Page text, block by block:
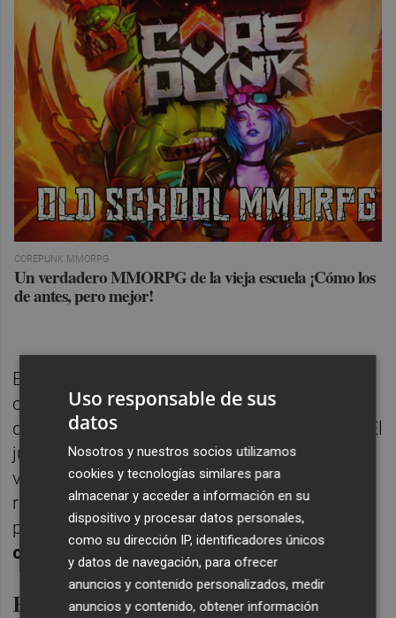
COREPUNK MMORPG
Un verdadero MMORPG de la vieja escuela ¡Cómo los
de antes, pero mejor!
El equipo entrenado por
cuenta con jugadores de gran nivel,
destacando especialmente
. El
jugador asturiano fue el líder del conjunto
valenciano en valoración durante la fase
regular y está firmando unos grandes
playoffs, promediando18 puntosy
créditos de valoración
por encuentro.
Enfrentamientos recientes
Uso responsable de sus
datos
Nosotros y nuestros socios utilizamos
cookies y tecnologías similares para
almacenar y acceder a información en su
dispositivo y procesar datos personales,
como su dirección IP, identificadores únicos
y datos de navegación, para ofrecer
anuncios y contenido personalizados, medir
anuncios y contenido, obtener información